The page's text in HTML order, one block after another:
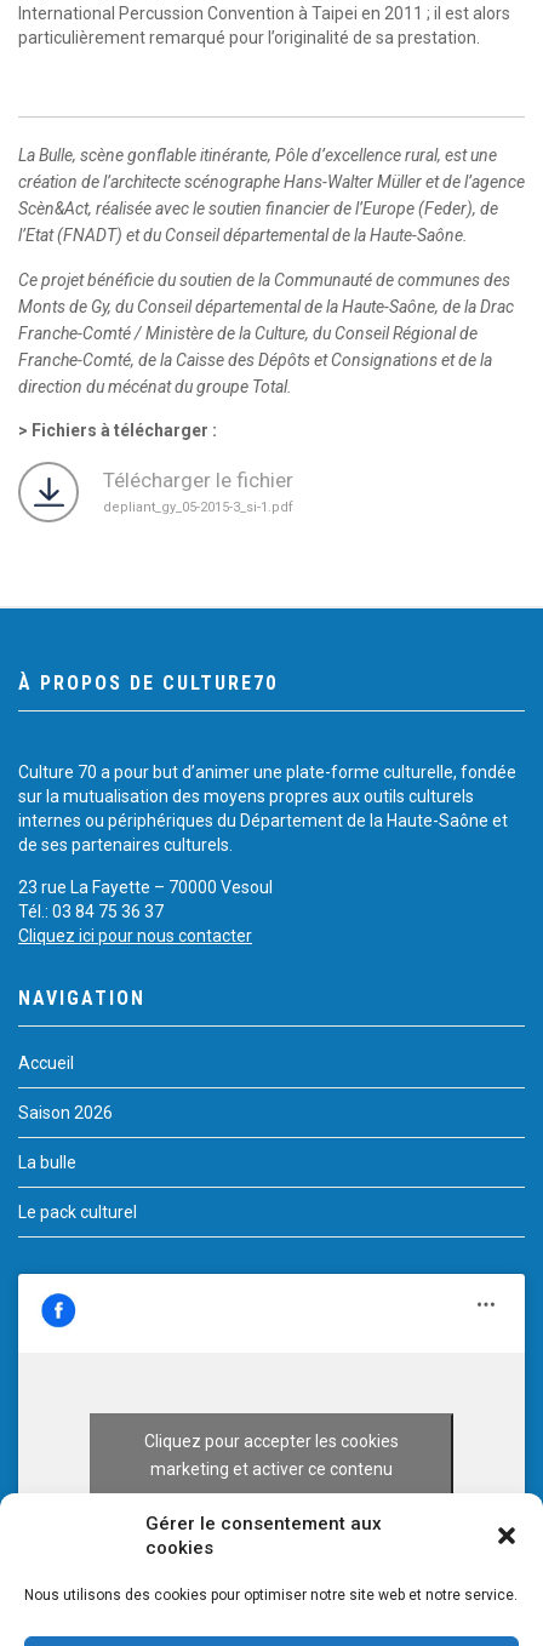
Gérer le consentement aux
cookies
Nous utilisons des cookies pour optimiser notre site web et notre service.
International Percussion Convention à Taipei en 2011 ; il est alors
particulièrement remarqué pour l’originalité de sa prestation.
La Bulle, scène gonflable itinérante, Pôle d’excellence rural, est une
création de l’architecte scénographe Hans-Walter Müller et de l’agence
Scèn&Act, réalisée avec le soutien financier de l’Europe (Feder), de
l’Etat (FNADT) et du Conseil départemental de la Haute-Saône.
Ce projet bénéficie du soutien de la Communauté de communes des
Monts de Gy, du Conseil départemental de la Haute-Saône, de la Drac
Franche-Comté / Ministère de la Culture, du Conseil Régional de
Franche-Comté, de la Caisse des Dépôts et Consignations et de la
direction du mécénat du groupe Total.
Fichiers à télécharger :
Télécharger le fichier
depliant_gy_05-2015-3_si-1.pdf
À PROPOS DE CULTURE70
Culture 70 a pour but d’animer une plate-forme culturelle, fondée
sur la mutualisation des moyens propres aux outils culturels
internes ou périphériques du Département de la Haute-Saône et
de ses partenaires culturels.
23 rue La Fayette – 70000 Vesoul
Tél.: 03 84 75 36 37
Cliquez ici pour nous contacter
NAVIGATION
Accueil
Saison 2026
La bulle
Le pack culturel
Cliquez pour accepter les cookies
marketing et activer ce contenu